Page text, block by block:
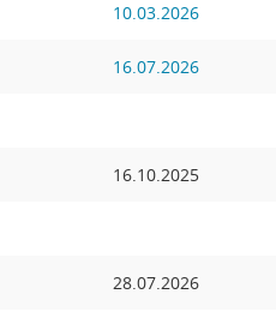
10.03.2026
16.07.2026
16.10.2025
28.07.2026